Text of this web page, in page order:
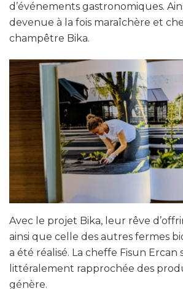
d’événements gastronomiques.
devenue à la fois maraîchère et
champêtre Bika.
Avec le projet Bika, leur rêve
ainsi que celle des autres fermes
a été réalisé. La cheffe Fisun Ercan
littéralement rapprochée des
génère.